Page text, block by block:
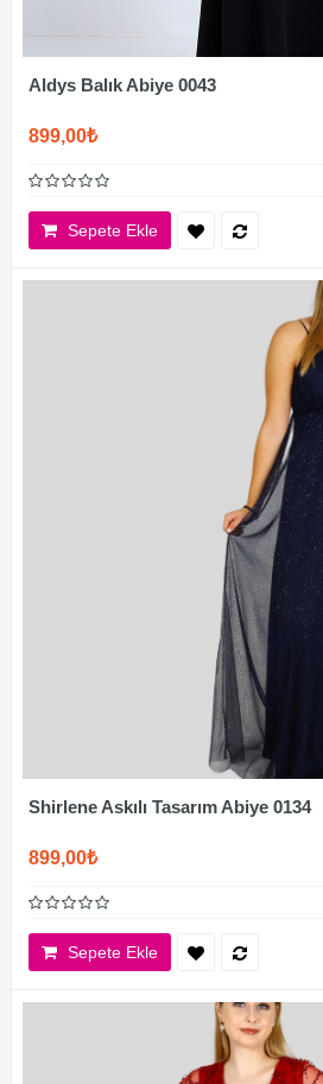
Aldys Balık Abiye 0043
899,00₺
Sepete Ekle
Shirlene Askılı Tasarım Abiye 0134
899,00₺
Sepete Ekle